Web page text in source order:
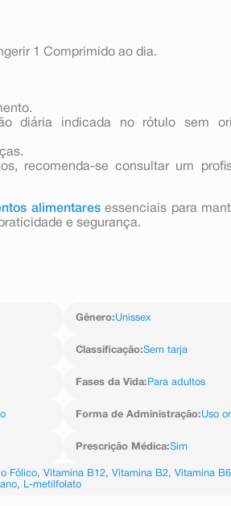
1 Comprimido ao dia.
diária indicada no rótulo sem
recomenda-se consultar um
alimentaresessenciais para
e segurança.
(magnésio), L-triptofano,
(vitamina B2), L-metilfolato de
croscarmelose sódica e
e azul brilhante FCF laca de
Gênero:Unissex
Classificação:Sem tarja
Fases da Vida: Para adultos
Forma de Administração:Uso
Prescrição Médica:Sim
Fólico, Vitamina B12, Vitamina B2, Vitamina B6
, L-metilfolato